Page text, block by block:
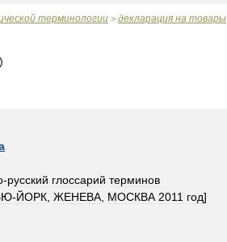
терминологии > декларация на товары
-русский глоссарий терминов
-ЙОРК ЖЕНЕВА МОСКВА 2011 год]